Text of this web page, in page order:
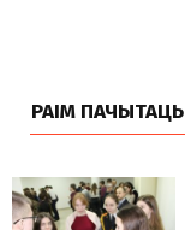
РАІМ ПАЧЫТАЦЬ